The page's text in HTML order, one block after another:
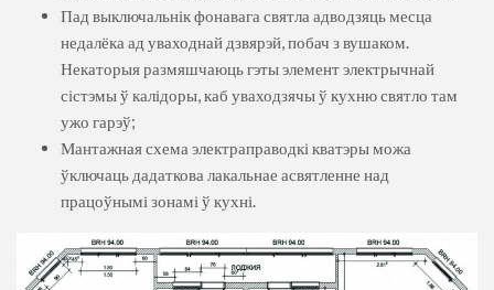
Пад выключальнік фонавага святла адводзяць месца
недалёка ад уваходнай дзвярэй, побач з вушаком.
Некаторыя размяшчаюць гэты элемент электрычнай
сістэмы ў калідоры, каб уваходзячы ў кухню святло там
ужо гарэў;
Мантажная схема электраправодкі кватэры можа
ўключаць дадаткова лакальнае асвятленне над
працоўнымі зонамі ў кухні.